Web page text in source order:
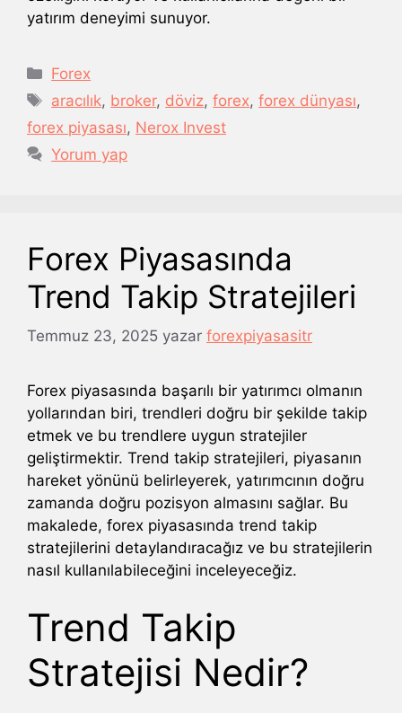
yatırım deneyimi sunuyor.
Kategoriler
Forex
Etiketler
aracılık, broker, döviz,forex,forex dünyası,
forex piyasası, Nerox Invest
Yorum yap
Forex Piyasasında
Trend Takip Stratejileri
Temmuz 23, 2025 yazar forexpiyasasitr
Forex piyasasında başarılı bir yatırımcı olmanın
yollarından biri, trendleri doğru bir şekilde takip
etmek ve bu trendlere uygun stratejiler
geliştirmektir. Trend takip stratejileri, piyasanın
hareket yönünü belirleyerek, yatırımcının doğru
zamanda doğru pozisyon almasını sağlar. Bu
makalede, forex piyasasında trend takip
stratejilerini detaylandıracağız ve bu stratejilerin
nasıl kullanılabileceğini inceleyeceğiz.
Trend Takip
Stratejisi Nedir?